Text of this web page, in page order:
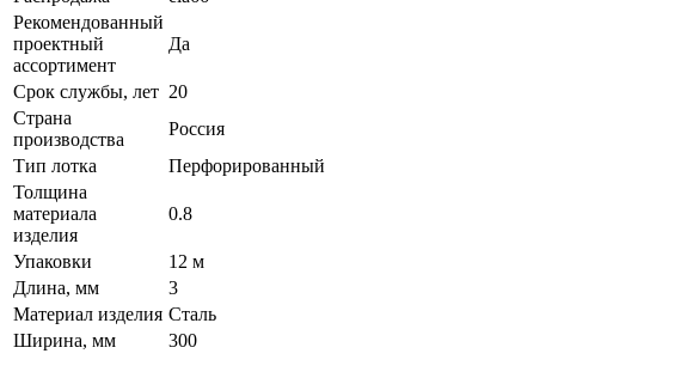
Рекомендованный
проектный
ассортимент
Да
Срок службы, лет 20
Страна
производства
Россия
Тип лотка
Перфорированный
Толщина
материала
изделия
0.8
Упаковки
12 м
Длина, мм
3
Материал изделия Сталь
Ширина, мм
300